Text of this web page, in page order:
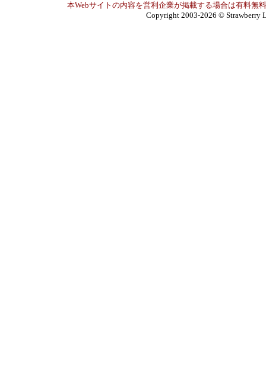
本Webサイトの内容を営利企業が掲載する場合は有料無
Copyright 2003-2026 © Strawberry